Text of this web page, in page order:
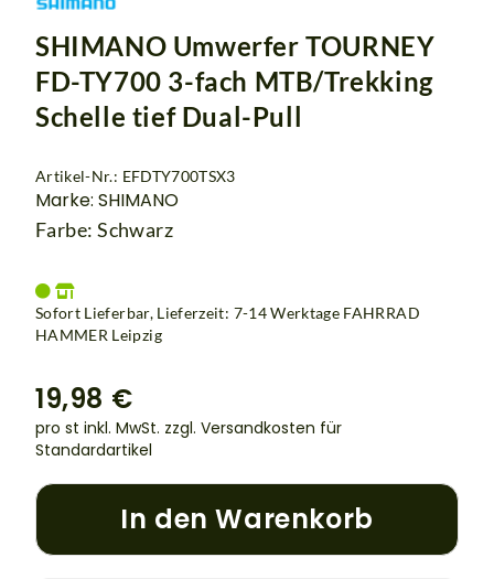
SHIMANO Umwerfer TOURNEY
FD-TY700 3-fach MTB/Trekking
Schelle tief Dual-Pull
Artikel-Nr.: EFDTY700TSX3
Marke: SHIMANO
Farbe: Schwarz
Sofort Lieferbar, Lieferzeit: 7-14 Werktage FAHRRAD
HAMMER Leipzig
19,98 €
pro st inkl. MwSt. zzgl. Versandkosten für
Standardartikel
In den Warenkorb